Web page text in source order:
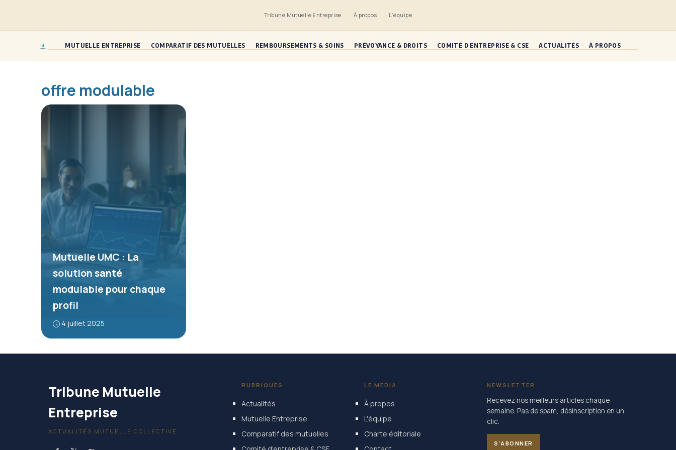
contenu
Tribune Mutuelle Entreprise À propos L’équipe
MUTUELLE ENTREPRISE COMPARATIF DES MUTUELLES REMBOURSEMENTS & SOINS PRÉVOYANCE & DROITS COMITÉ D ENTREPRISE & CSE ACTUALITÉS À PROPOS
offre modulable
Mutuelle UMC : La
solution santé
modulable pour chaque
profil
4 juillet 2025
Tribune Mutuelle
Entreprise
ACTUALITÉS MUTUELLE COLLECTIVE
RUBRIQUES
Actualités
Mutuelle Entreprise
Comparatif des mutuelles
LE MÉDIA
À propos
L'équipe
Charte éditoriale
NEWSLETTER
Recevez nos meilleurs articles chaque
semaine. Pas de spam, désinscription en un
clic.
S'ABONNER